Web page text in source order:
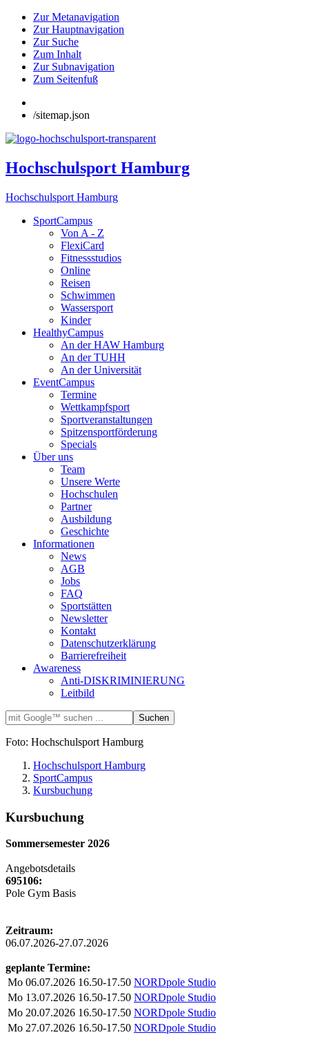
Zur Metanavigation
Zur Hauptnavigation
Zur Suche
Zum Inhalt
Zur Subnavigation
Zum Seitenfuß
/sitemap.json
Hochschulsport Hamburg
Hochschulsport Hamburg
SportCampus
Von A - Z
FlexiCard
Fitnessstudios
Online
Reisen
Schwimmen
Wassersport
Kinder
HealthyCampus
An der HAW Hamburg
An der TUHH
An der Universität
EventCampus
Termine
Wettkampfsport
Sportveranstaltungen
Spitzensportförderung
Specials
Über uns
Team
Unsere Werte
Hochschulen
Partner
Ausbildung
Geschichte
Informationen
News
AGB
Jobs
FAQ
Sportstätten
Newsletter
Kontakt
Datenschutzerklärung
Barrierefreiheit
Awareness
Anti-DISKRIMINIERUNG
Leitbild
Foto: Hochschulsport Hamburg
Hochschulsport Hamburg
SportCampus
Kursbuchung
Kursbuchung
Sommersemester 2026
Angebotsdetails
695106:
Pole Gym Basis
Zeitraum:
06.07.2026-27.07.2026
geplante Termine:
Mo 06.07.2026 16.50-17.50 NORDpole Studio
Mo 13.07.2026 16.50-17.50 NORDpole Studio
Mo 20.07.2026 16.50-17.50 NORDpole Studio
Mo 27.07.2026 16.50-17.50 NORDpole Studio